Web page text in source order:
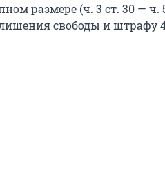
размере (ч. 3 ст. 30 — ч.
свободы и штрафу